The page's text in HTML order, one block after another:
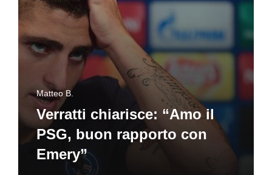
Matteo B.
Verratti chiarisce: “Amo il
PSG, buon rapporto con
Emery”